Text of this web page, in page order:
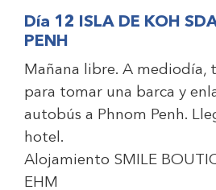
Día 12 ISLA DE KOH
PENH
Mañana libre. A mediodía,
para tomar una barca y
autobús a Phnom Penh.
hotel.
Alojamiento SMILE
EHM